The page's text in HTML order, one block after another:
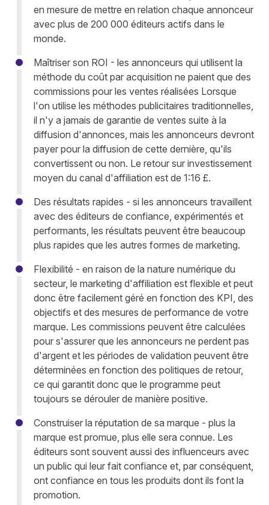
en mesure de mettre en relation chaque annonceur
avec plus de 200 000 éditeurs actifs dans le
monde.
Maîtriser son ROI - les annonceurs qui utilisent la
méthode du coût par acquisition ne paient que des
commissions pour les ventes réalisées Lorsque
l'on utilise les méthodes publicitaires traditionnelles,
il n'y a jamais de garantie de ventes suite à la
diffusion d'annonces, mais les annonceurs devront
payer pour la diffusion de cette dernière, qu'ils
convertissent ou non. Le retour sur investissement
moyen du canal d'affiliation est de 1:16 £.
Des résultats rapides - si les annonceurs travaillent
avec des éditeurs de confiance, expérimentés et
performants, les résultats peuvent être beaucoup
plus rapides que les autres formes de marketing.
Flexibilité - en raison de la nature numérique du
secteur, le marketing d'affiliation est flexible et peut
donc être facilement géré en fonction des KPI, des
objectifs et des mesures de performance de votre
marque. Les commissions peuvent être calculées
pour s'assurer que les annonceurs ne perdent pas
d'argent et les périodes de validation peuvent être
déterminées en fonction des politiques de retour,
ce qui garantit donc que le programme peut
toujours se dérouler de manière positive.
Construiser la réputation de sa marque - plus la
marque est promue, plus elle sera connue. Les
éditeurs sont souvent aussi des influenceurs avec
un public qui leur fait confiance et, par conséquent,
ont confiance en tous les produits dont ils font la
promotion.